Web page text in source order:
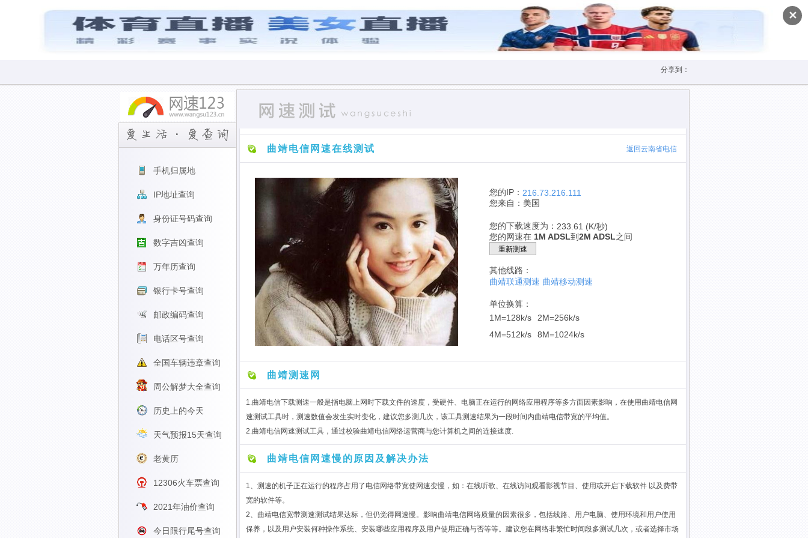
✕
分享到：
曲靖电信网速在线测试 返回云南省电信
您的IP： 216.73.216.111
您来自：美国
您的下载速度为： 233.61 (K/秒)
您的网速在 1M ADSL到2M ADSL之间
重新测速
其他线路：
曲靖联通测速 曲靖移动测速
单位换算：
1M=128k/s
2M=256k/s
4M=512k/s
8M=1024k/s
曲靖测速网
1.曲靖电信下载测速一般是指电脑上网时下载文件的速度，受硬件、电脑正在运行的网络应用程序等多方面因素影响，在使用曲靖电信网
速测试工具时，测速数值会发生实时变化，建议您多测几次，该工具测速结果为一段时间内曲靖电信带宽的平均值。
2.曲靖电信网速测试工具，通过校验曲靖电信网络运营商与您计算机之间的连接速度.
曲靖电信网速慢的原因及解决办法
1、测速的机子正在运行的程序占用了电信网络带宽使网速变慢，如：在线听歌、在线访问观看影视节目、使用或开启下载软件 以及费带
宽的软件等。
2、曲靖电信宽带测速测试结果达标，但仍觉得网速慢。影响曲靖电信网络质量的因素很多，包括线路、用户电脑、使用环境和用户使用
保养，以及用户安装何种操作系统、安装哪些应用程序及用户使用正确与否等等。建议您在网络非繁忙时间段多测试几次，或者选择市场
手机归属地
IP地址查询
身份证号码查询
数字吉凶查询
万年历查询
银行卡号查询
邮政编码查询
电话区号查询
全国车辆违章查询
周公解梦大全查询
历史上的今天
天气预报15天查询
老黄历
12306火车票查询
2021年油价查询
今日限行尾号查询